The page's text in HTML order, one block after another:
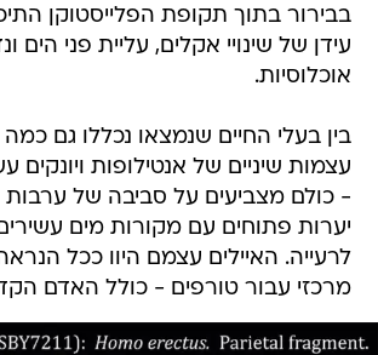
בבירור בתוך תקופת הפלייסטוקן
עידן של שינויי אקלים, עליית פני הים
אוכלוסיות.
בין בעלי החיים שנמצאו נכללו גם כמה
עצמות שיניים של אנטילופות ויונקים
- כולם מצביעים על סביבה של ערבות
יערות פתוחים עם מקורות מים
לרעייה. האיילים עצמם היוו ככל
מרכזי עבור טורפים - כולל האדם